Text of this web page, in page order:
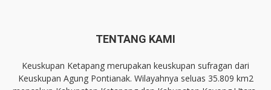
TENTANG KAMI
Keuskupan Ketapang merupakan keuskupan sufragan dari
Keuskupan Agung Pontianak. Wilayahnya seluas 35.809 km2